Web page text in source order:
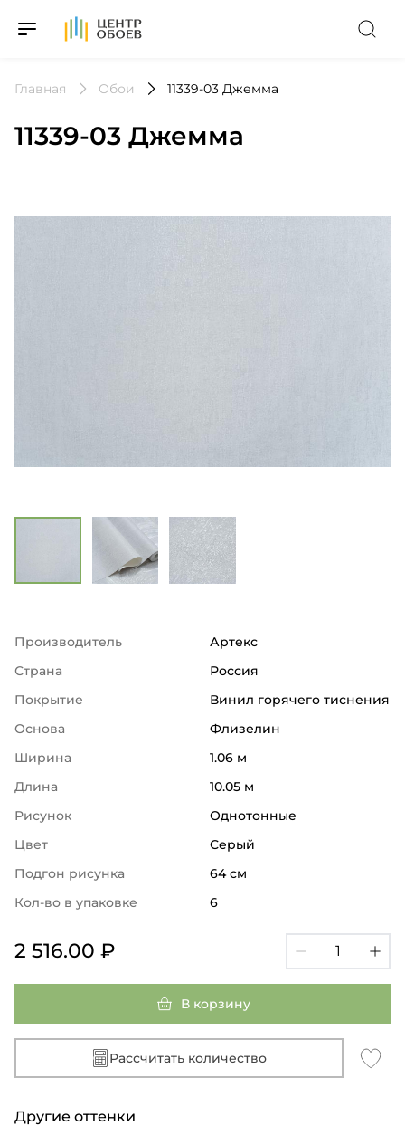
На Главную
Главная Обои 11339-03 Джемма
11339-03 Джемма
Производитель
Артекс
Страна
Россия
Покрытие
Винил горячего тиснения
Основа
Флизелин
Ширина
1.06 м
Длина
10.05 м
Рисунок
Однотонные
Цвет
Серый
Подгон рисунка
64 см
Кол-во в упаковке
6
2 516.00 ₽
В корзину
Рассчитать количество
Другие оттенки